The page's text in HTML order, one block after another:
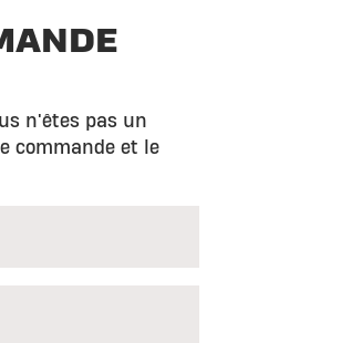
n'êtes pas un
commande et le